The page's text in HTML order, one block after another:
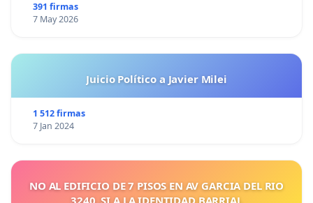
391 firmas
7 May 2026
Juicio Político a Javier Milei
1 512 firmas
7 Jan 2024
NO AL EDIFICIO DE 7 PISOS EN AV GARCIA DEL RIO